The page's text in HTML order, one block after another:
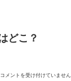
どこ？
コメントを受け付けていません